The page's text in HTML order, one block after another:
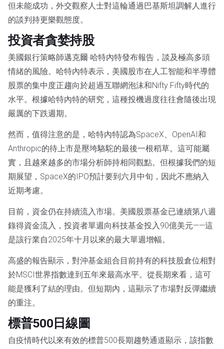
但未能成功，外交觀察人士對這輪通過巴基斯坦調解人進行
的談判持更樂觀態度。
投資者貪婪持股
美國銀行策略師邁克爾·哈特內特發布報告，談及極高多頭
情緒的風險。哈特內特表示，美國股市在人工智能和半導體
股票的集中度正趨向於超過互聯網泡沫和Nifty Fifty時代的
水平。根據哈特內特的研究，這種投機過度往往會隨後出現
嚴厲的下跌週期。
然而，值得注意的是，哈特內特認為SpaceX、OpenAI和
Anthropic的待上市是壓垮駱駝的最後一根稻草。這可能屬
實，且越來越多的市場分析師持相同觀點。但根據我們的短
期展望，SpaceX的IPO預計要到六月中旬，因此不應納入
近期考慮。
目前，資金仍在持續流入市場。美國股票基金已連續第八週
錄得資金流入，投資者單週向科技基金投入90億美元——這
是該行業自2025年十月以來的最大單週增幅。
高盛的報告顯示，對沖基金組合目前持有的科技股倉位相對
於MSCI世界指數達到五年來最高水平。從長期來看，這可
能是獲利了結的理由。但短期內，這顯示了市場對反彈繼續
的重注。
標普500日線圖
自疫情時代以來有效的標普500長期趨勢通道顯示，該指數